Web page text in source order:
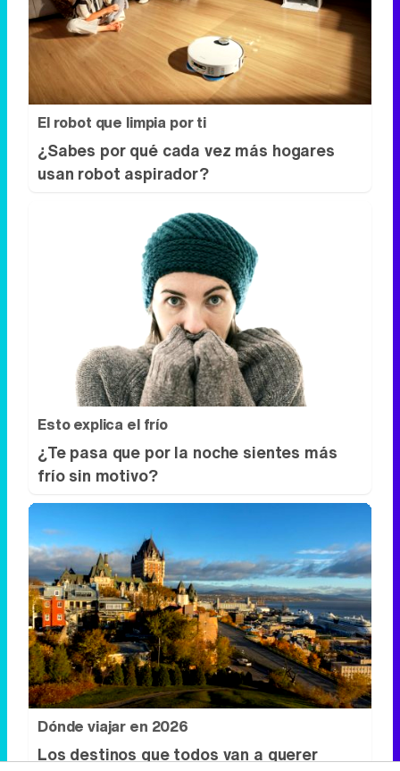
El robot que limpia por ti
¿Sabes por qué cada vez más hogares
usan robot aspirador?
Esto explica el frío
¿Te pasa que por la noche sientes más
frío sin motivo?
Dónde viajar en 2026
Los destinos que todos van a querer